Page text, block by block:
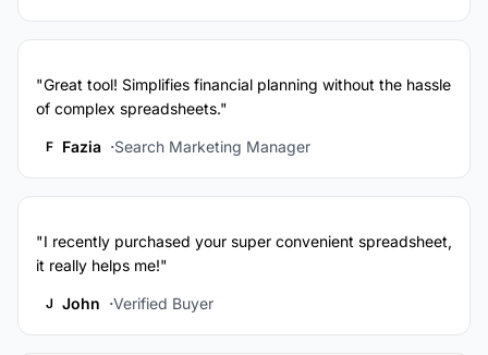
"Great tool! Simplifies financial planning without the hassle
of complex spreadsheets."
F Fazia Search Marketing Manager
"I recently purchased your super convenient spreadsheet,
it really helps me!"
J John Verified Buyer